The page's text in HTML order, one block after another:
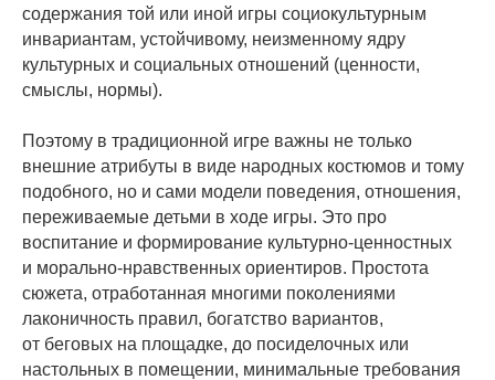
содержания той или иной игры социокультурным
инвариантам, устойчивому, неизменному ядру
культурных и социальных отношений (ценности,
смыслы, нормы).
Поэтому в традиционной игре важны не только
внешние атрибуты в виде народных костюмов и тому
подобного, но и сами модели поведения, отношения,
переживаемые детьми в ходе игры. Это про
воспитание и формирование культурно-ценностных
и морально-нравственных ориентиров. Простота
сюжета, отработанная многими поколениями
лаконичность правил, богатство вариантов,
от беговых на площадке, до посиделочных или
настольных в помещении, минимальные требования